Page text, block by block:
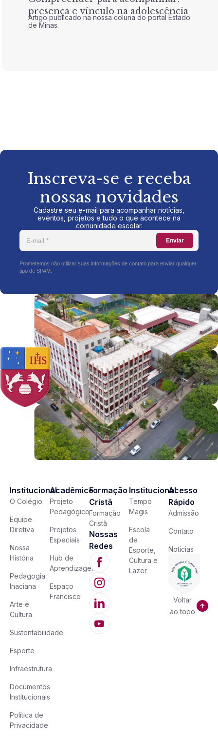
presença e vínculo na adolescência
Artigo publicado na nossa coluna do portal Estado
de Minas.
Inscreva-se e receba
nossas novidades
Cadastre seu e-mail para acompanhar notícias,
eventos, projetos e tudo o que acontece na
comunidade escolar.
Enviar
Prometemos não utilizar suas informações de contato para enviar qualquer
tipo de SPAM.
Institucional
O Colégio
Equipe
Diretiva
Nossa
História
Pedagogia
Inaciana
Arte e
Cultura
Sustentabilidade
Esporte
Infraestrutura
Documentos
Institucionais
Política de
Privacidade
Acadêmico
Projeto
Pedagógico
Projetos
Especiais
Hub de
Aprendizagem
Espaço
Francisco
Formação
Cristã
Formação
Cristã
Nossas
Redes
Institucional
Tempo
Magis
Escola
de
Esporte,
Cultura e
Lazer
Acesso
Rápido
Admissão
Contato
Notícias
Voltar
ao topo